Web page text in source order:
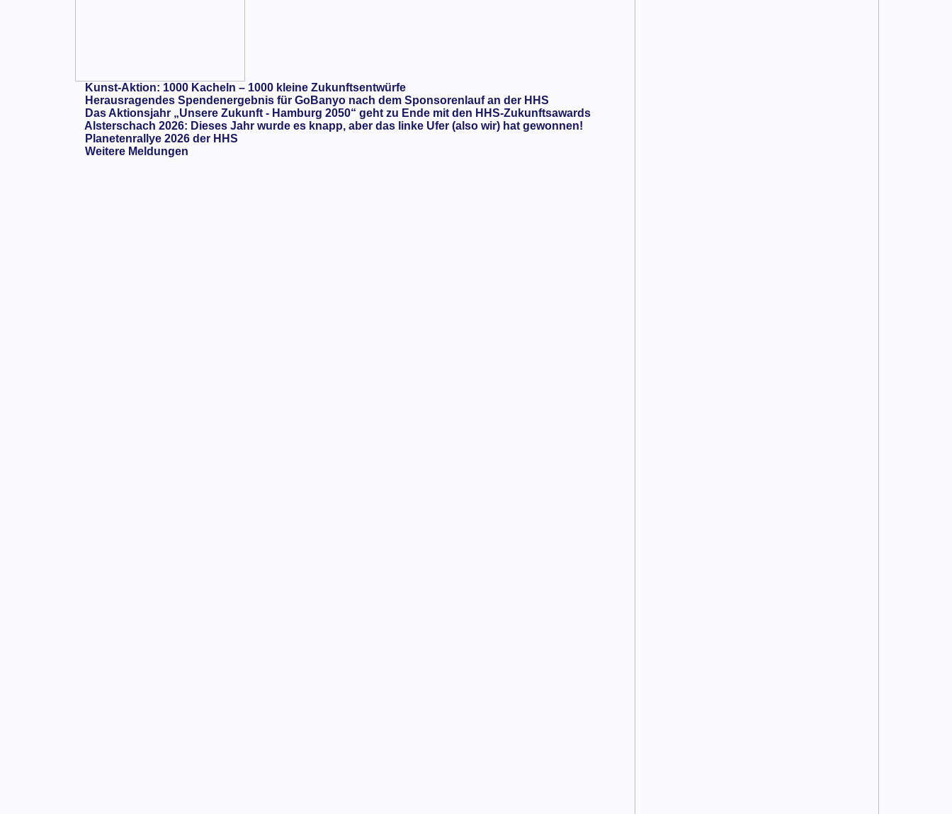
Kunst-Aktion: 1000 Kacheln – 1000 kleine Zukunftsentwürfe
Herausragendes Spendenergebnis für GoBanyo nach dem Sponsorenlauf an der HHS
Das Aktionsjahr „Unsere Zukunft - Hamburg 2050“ geht zu Ende mit den HHS-Zukunftsawards
Alsterschach 2026: Dieses Jahr wurde es knapp, aber das linke Ufer (also wir) hat gewonnen!
Planetenrallye 2026 der HHS
Weitere Meldungen